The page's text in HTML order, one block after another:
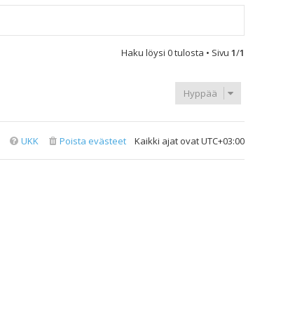
Haku löysi 0 tulosta • Sivu 1/1
Hyppää
Kaikki ajat ovatUTC+03:00
Poista evästeet
UKK